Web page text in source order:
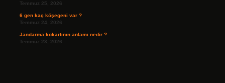
Temmuz 25, 2026
6 gen kaç köşegeni var ?
Temmuz 24, 2026
Jandarma kokartının anlamı nedir ?
Temmuz 23, 2026